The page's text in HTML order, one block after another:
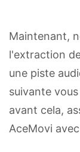
Maintenant,
l'extraction
une piste
suivante
avant cela,
AceMovi